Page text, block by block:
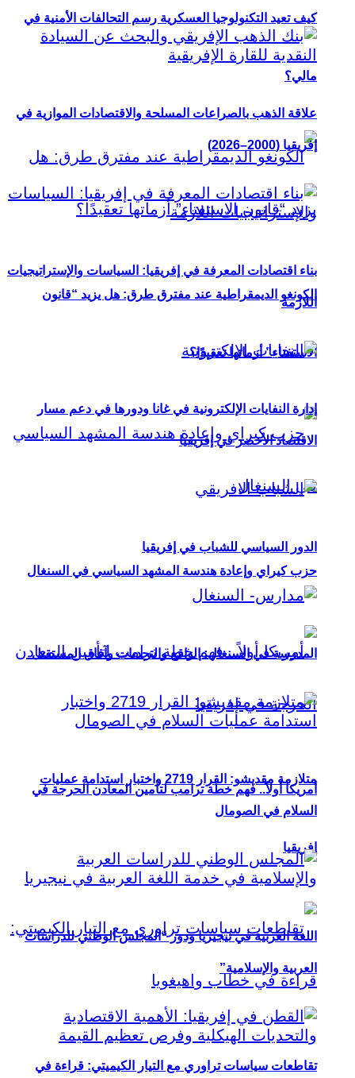
كيف تعيد التكنولوجيا العسكرية رسم التحالفات الأمنية في
مالي؟
الكونغو الديمقراطية عند مفترق طرق: هل يزيد “قانون
الاستفتاء” أزماتها تعقيدًا؟
حزب كيراي وإعادة هندسة المشهد السياسي في السنغال
أمريكا أولاً.. فهم خطة ترامب لتأمين المعادن الحرجة في
إفريقيا
تقاطعات سياسات تراوري مع التيار الكيميتي: قراءة في
علاقة الذهب بالصراعات المسلحة والاقتصادات الموازية في
إفريقيا (2000–2026)
بناء اقتصادات المعرفة في إفريقيا: السياسات والإستراتيجيات
اللازمة
إدارة النفايات الإلكترونية في غانا ودورها في دعم مسار
الاقتصاد الأخضر في إفريقيا
الدور السياسي للشباب في إفريقيا
المدرسة في السنغال: الواقع والتحديات وآفاق المستقبل
متلازمة مقديشو: القرار 2719 واختبار استدامة عمليات
السلام في الصومال
اللغة العربية في نيجيريا ودور “المجلس الوطني للدراسات
العربية والإسلامية”